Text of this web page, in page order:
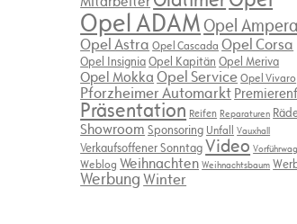
Opel ADAM Opel Ampera
Opel Astra Opel Cascada Opel Corsa
Opel InsigniaOpel Kapitän Opel Meriva
Opel Mokka Opel ServiceOpel Vivaro
Pforzheimer Automarkt
Präsentation Reifen Reparaturen
Showroom Sponsoring Unfall Vauxhall
Verkaufsoffener SonntagVideo
Weblog Weihnachten Weihnachtsbaum
WerbungWinter